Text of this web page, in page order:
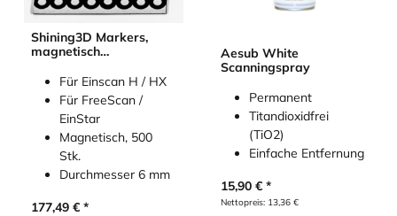
Shining3D Markers,
magnetisch
Targets) für 3D-
Scanner, (500 Stk.)
Für Einscan H / HX
Für FreeScan /
EinStar
Magnetisch, 500
Stk.
Durchmesser 6 mm
177,49 €
Aesub White
Scanningspray
Permanent
Titandioxidfrei
(TiO2)
Einfache Entfernung
15,90€
Nettopreis: 13,36€